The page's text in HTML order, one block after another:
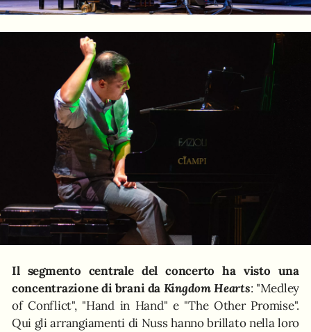
Il segmento centrale del concerto ha visto una
concentrazione di brani da Kingdom Hearts: "Medley
of Conflict", "Hand in Hand" e "The Other Promise".
Qui gli arrangiamenti di Nuss hanno brillato nella loro